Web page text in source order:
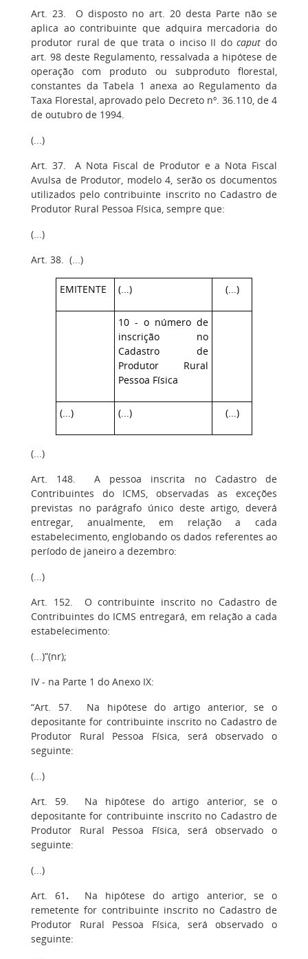
Art. 23. O disposto no art. 20 desta Parte não se
aplica ao contribuinte que adquira mercadoria do
produtor rural de que trata o inciso II docaput do
art. 98 deste Regulamento, ressalvada a hipótese de
operação com produto ou subproduto florestal,
constantes da Tabela 1 anexa ao Regulamento da
Taxa Florestal, aprovado pelo Decreto nº. 36.110, de 4
de outubro de 1994.
(...)
Art. 37. A Nota Fiscal de Produtor e a Nota Fiscal
Avulsa de Produtor, modelo 4, serão os documentos
utilizados pelo contribuinte inscrito no Cadastro de
Produtor Rural Pessoa Física, sempre que:
(...)
Art. 38. (...)
EMITENTE (...) (...)
10 - o número de
inscrição no
Cadastro de
Produtor Rural
Pessoa Física
(...) (...) (...)
(...)
Art. 148. A pessoa inscrita no Cadastro de
Contribuintes do ICMS, observadas as exceções
previstas no parágrafo único deste artigo, deverá
entregar, anualmente, em relação a cada
estabelecimento, englobando os dados referentes ao
período de janeiro a dezembro:
(...)
Art. 152. O contribuinte inscrito no Cadastro de
Contribuintes do ICMS entregará, em relação a cada
estabelecimento:
(...)”(nr);
IV - na Parte 1 do Anexo IX:
“Art. 57. Na hipótese do artigo anterior, se o
depositante for contribuinte inscrito no Cadastro de
Produtor Rural Pessoa Física, será observado o
seguinte:
(...)
Art. 59. Na hipótese do artigo anterior, se o
depositante for contribuinte inscrito no Cadastro de
Produtor Rural Pessoa Física, será observado o
seguinte:
(...)
Art. 61 .
Na hipótese do artigo anterior, se o
remetente for contribuinte inscrito no Cadastro de
Produtor Rural Pessoa Física, será observado o
seguinte: